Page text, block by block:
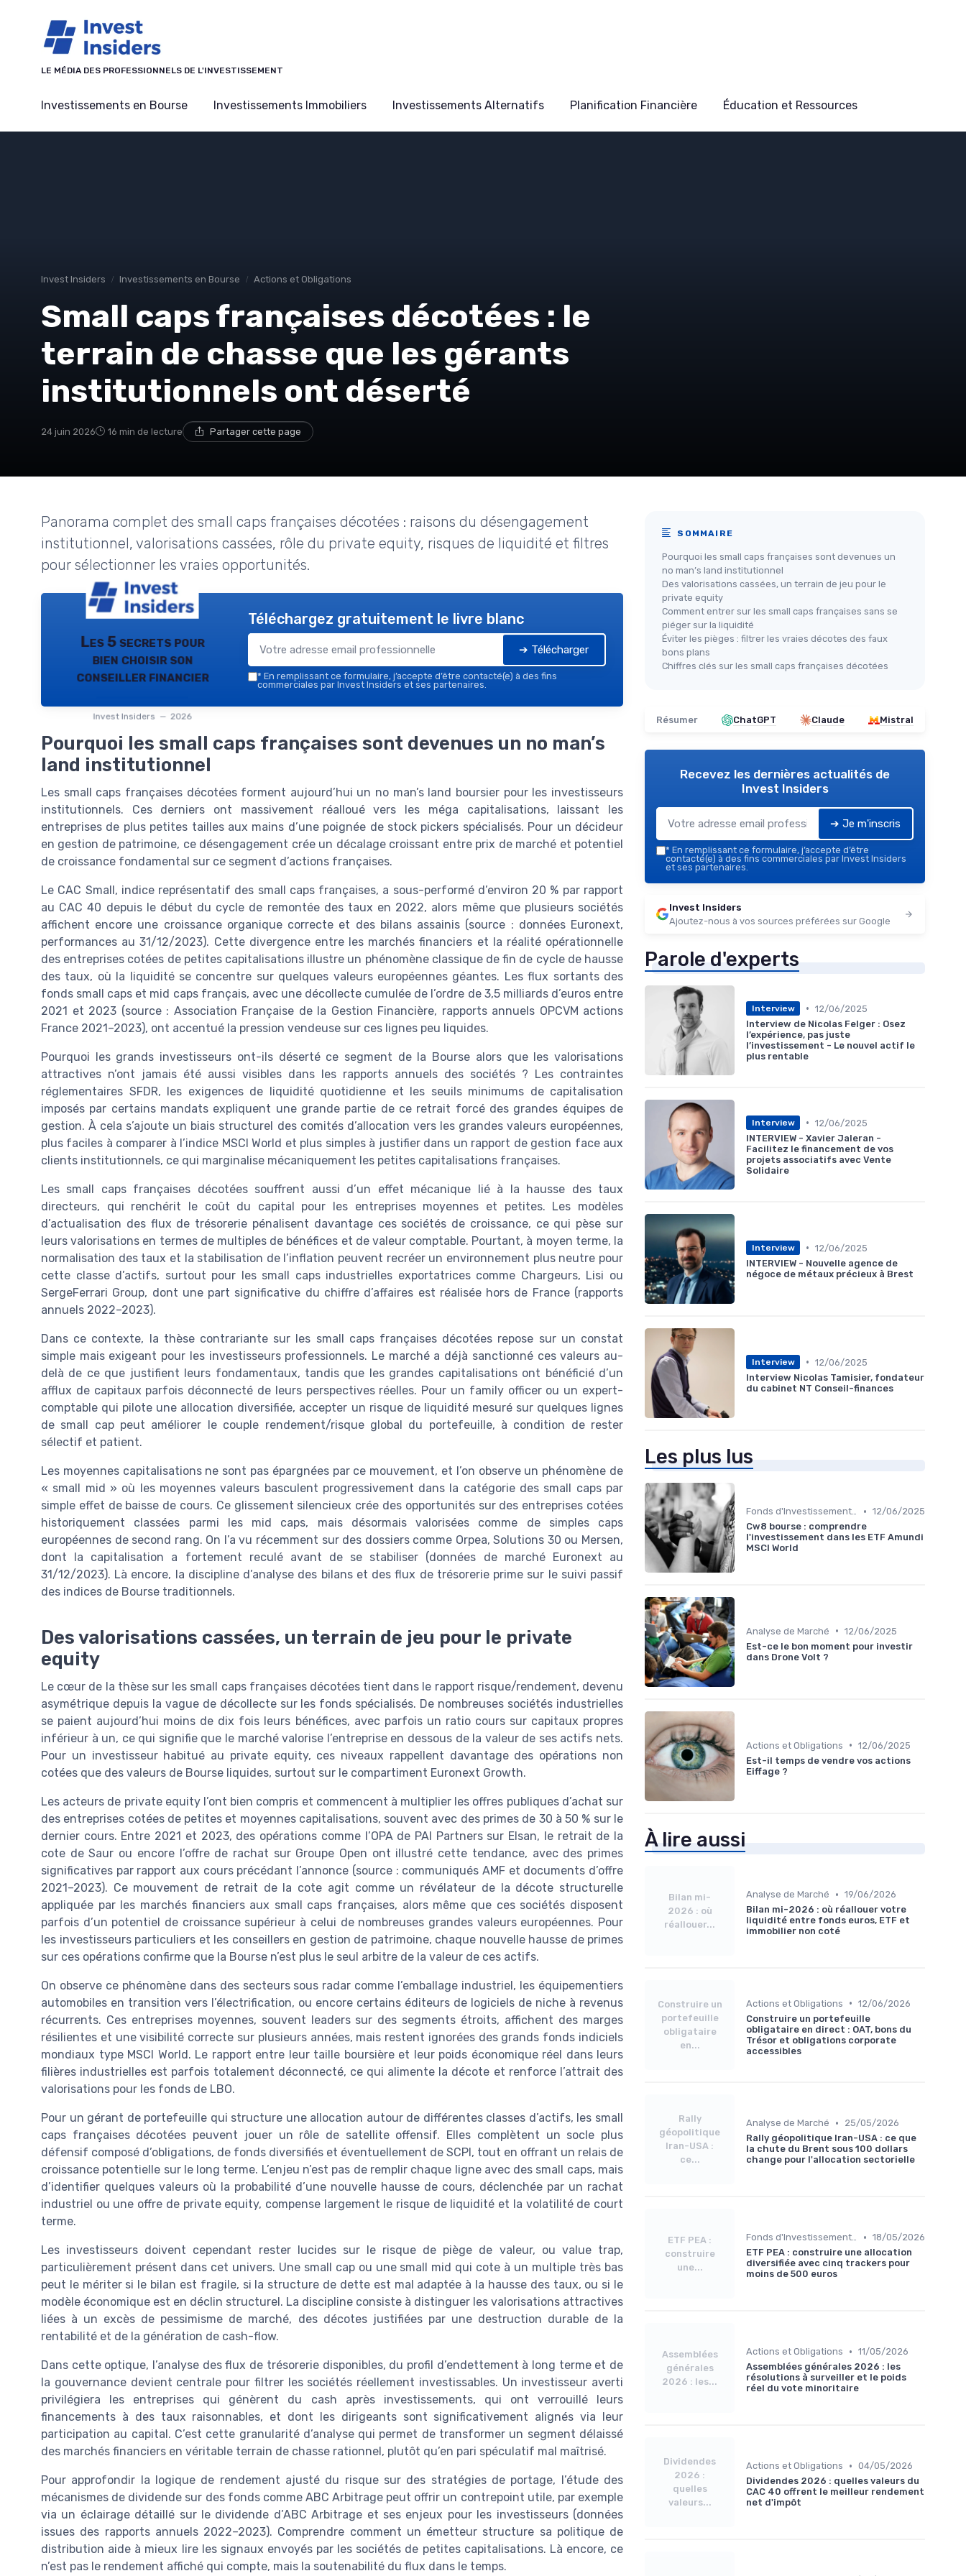
LE MÉDIA DES PROFESSIONNELS DE L'INVESTISSEMENT
Investissements en Bourse Investissements Immobiliers Investissements Alternatifs Planification Financière Éducation et Ressources
Invest Insiders Investissements en Bourse Actions et Obligations
Small caps françaises décotées : le
terrain de chasse que les gérants
institutionnels ont déserté
24 juin 2026 16 min de lecture Partager cette page
Panorama complet des small caps françaises décotées : raisons du désengagement
institutionnel, valorisations cassées, rôle du private equity, risques de liquidité et filtres
pour sélectionner les vraies opportunités.
Les 5 secrets pour
bien choisir son
conseiller financier
Invest Insiders — 2026
Téléchargez gratuitement le livre blanc
➔ Télécharger
* En remplissant ce formulaire, j’accepte d’être contacté(e) à des fins
commerciales par Invest Insiders et ses partenaires.
Pourquoi les small caps françaises sont devenues un no man’s
land institutionnel
Les small caps françaises décotées forment aujourd’hui un no man’s land boursier pour les investisseurs
institutionnels. Ces derniers ont massivement réalloué vers les méga capitalisations, laissant les
entreprises de plus petites tailles aux mains d’une poignée de stock pickers spécialisés. Pour un décideur
en gestion de patrimoine, ce désengagement crée un décalage croissant entre prix de marché et potentiel
de croissance fondamental sur ce segment d’actions françaises.
Le CAC Small, indice représentatif des small caps françaises, a sous-performé d’environ 20 % par rapport
au CAC 40 depuis le début du cycle de remontée des taux en 2022, alors même que plusieurs sociétés
affichent encore une croissance organique correcte et des bilans assainis (source : données Euronext,
performances au 31/12/2023). Cette divergence entre les marchés financiers et la réalité opérationnelle
des entreprises cotées de petites capitalisations illustre un phénomène classique de fin de cycle de hausse
des taux, où la liquidité se concentre sur quelques valeurs européennes géantes. Les flux sortants des
fonds small caps et mid caps français, avec une décollecte cumulée de l’ordre de 3,5 milliards d’euros entre
2021 et 2023 (source : Association Française de la Gestion Financière, rapports annuels OPCVM actions
France 2021–2023), ont accentué la pression vendeuse sur ces lignes peu liquides.
Pourquoi les grands investisseurs ont-ils déserté ce segment de la Bourse alors que les valorisations
attractives n’ont jamais été aussi visibles dans les rapports annuels des sociétés ? Les contraintes
réglementaires SFDR, les exigences de liquidité quotidienne et les seuils minimums de capitalisation
imposés par certains mandats expliquent une grande partie de ce retrait forcé des grandes équipes de
gestion. À cela s’ajoute un biais structurel des comités d’allocation vers les grandes valeurs européennes,
plus faciles à comparer à l’indice MSCI World et plus simples à justifier dans un rapport de gestion face aux
clients institutionnels, ce qui marginalise mécaniquement les petites capitalisations françaises.
Les small caps françaises décotées souffrent aussi d’un effet mécanique lié à la hausse des taux
directeurs, qui renchérit le coût du capital pour les entreprises moyennes et petites. Les modèles
d’actualisation des flux de trésorerie pénalisent davantage ces sociétés de croissance, ce qui pèse sur
leurs valorisations en termes de multiples de bénéfices et de valeur comptable. Pourtant, à moyen terme, la
normalisation des taux et la stabilisation de l’inflation peuvent recréer un environnement plus neutre pour
cette classe d’actifs, surtout pour les small caps industrielles exportatrices comme Chargeurs, Lisi ou
SergeFerrari Group, dont une part significative du chiffre d’affaires est réalisée hors de France (rapports
annuels 2022–2023).
Dans ce contexte, la thèse contrariante sur les small caps françaises décotées repose sur un constat
simple mais exigeant pour les investisseurs professionnels. Le marché a déjà sanctionné ces valeurs au-
delà de ce que justifient leurs fondamentaux, tandis que les grandes capitalisations ont bénéficié d’un
afflux de capitaux parfois déconnecté de leurs perspectives réelles. Pour un family officer ou un expert-
comptable qui pilote une allocation diversifiée, accepter un risque de liquidité mesuré sur quelques lignes
de small cap peut améliorer le couple rendement/risque global du portefeuille, à condition de rester
sélectif et patient.
Les moyennes capitalisations ne sont pas épargnées par ce mouvement, et l’on observe un phénomène de
« small mid » où les moyennes valeurs basculent progressivement dans la catégorie des small caps par
simple effet de baisse de cours. Ce glissement silencieux crée des opportunités sur des entreprises cotées
historiquement classées parmi les mid caps, mais désormais valorisées comme de simples caps
européennes de second rang. On l’a vu récemment sur des dossiers comme Orpea, Solutions 30 ou Mersen,
dont la capitalisation a fortement reculé avant de se stabiliser (données de marché Euronext au
31/12/2023). Là encore, la discipline d’analyse des bilans et des flux de trésorerie prime sur le suivi passif
des indices de Bourse traditionnels.
Des valorisations cassées, un terrain de jeu pour le private
equity
Le cœur de la thèse sur les small caps françaises décotées tient dans le rapport risque/rendement, devenu
asymétrique depuis la vague de décollecte sur les fonds spécialisés. De nombreuses sociétés industrielles
se paient aujourd’hui moins de dix fois leurs bénéfices, avec parfois un ratio cours sur capitaux propres
inférieur à un, ce qui signifie que le marché valorise l’entreprise en dessous de la valeur de ses actifs nets.
Pour un investisseur habitué au private equity, ces niveaux rappellent davantage des opérations non
cotées que des valeurs de Bourse liquides, surtout sur le compartiment Euronext Growth.
Les acteurs de private equity l’ont bien compris et commencent à multiplier les offres publiques d’achat sur
des entreprises cotées de petites et moyennes capitalisations, souvent avec des primes de 30 à 50 % sur le
dernier cours. Entre 2021 et 2023, des opérations comme l’OPA de PAI Partners sur Elsan, le retrait de la
cote de Saur ou encore l’offre de rachat sur Groupe Open ont illustré cette tendance, avec des primes
significatives par rapport aux cours précédant l’annonce (source : communiqués AMF et documents d’offre
2021–2023). Ce mouvement de retrait de la cote agit comme un révélateur de la décote structurelle
appliquée par les marchés financiers aux small caps françaises, alors même que ces sociétés disposent
parfois d’un potentiel de croissance supérieur à celui de nombreuses grandes valeurs européennes. Pour
les investisseurs particuliers et les conseillers en gestion de patrimoine, chaque nouvelle hausse de primes
sur ces opérations confirme que la Bourse n’est plus le seul arbitre de la valeur de ces actifs.
On observe ce phénomène dans des secteurs sous radar comme l’emballage industriel, les équipementiers
automobiles en transition vers l’électrification, ou encore certains éditeurs de logiciels de niche à revenus
récurrents. Ces entreprises moyennes, souvent leaders sur des segments étroits, affichent des marges
résilientes et une visibilité correcte sur plusieurs années, mais restent ignorées des grands fonds indiciels
mondiaux type MSCI World. Le rapport entre leur taille boursière et leur poids économique réel dans leurs
filières industrielles est parfois totalement déconnecté, ce qui alimente la décote et renforce l’attrait des
valorisations pour les fonds de LBO.
Pour un gérant de portefeuille qui structure une allocation autour de différentes classes d’actifs, les small
caps françaises décotées peuvent jouer un rôle de satellite offensif. Elles complètent un socle plus
défensif composé d’obligations, de fonds diversifiés et éventuellement de SCPI, tout en offrant un relais de
croissance potentielle sur le long terme. L’enjeu n’est pas de remplir chaque ligne avec des small caps, mais
d’identifier quelques valeurs où la probabilité d’une nouvelle hausse de cours, déclenchée par un rachat
industriel ou une offre de private equity, compense largement le risque de liquidité et la volatilité de court
terme.
Les investisseurs doivent cependant rester lucides sur le risque de piège de valeur, ou value trap,
particulièrement présent dans cet univers. Une small cap ou une small mid qui cote à un multiple très bas
peut le mériter si le bilan est fragile, si la structure de dette est mal adaptée à la hausse des taux, ou si le
modèle économique est en déclin structurel. La discipline consiste à distinguer les valorisations attractives
liées à un excès de pessimisme de marché, des décotes justifiées par une destruction durable de la
rentabilité et de la génération de cash-flow.
Dans cette optique, l’analyse des flux de trésorerie disponibles, du profil d’endettement à long terme et de
la gouvernance devient centrale pour filtrer les sociétés réellement investissables. Un investisseur averti
privilégiera les entreprises qui génèrent du cash après investissements, qui ont verrouillé leurs
financements à des taux raisonnables, et dont les dirigeants sont significativement alignés via leur
participation au capital. C’est cette granularité d’analyse qui permet de transformer un segment délaissé
des marchés financiers en véritable terrain de chasse rationnel, plutôt qu’en pari spéculatif mal maîtrisé.
Pour approfondir la logique de rendement ajusté du risque sur des stratégies de portage, l’étude des
mécanismes de dividende sur des fonds comme ABC Arbitrage peut offrir un contrepoint utile, par exemple
via un éclairage détaillé sur le dividende d’ABC Arbitrage et ses enjeux pour les investisseurs (données
issues des rapports annuels 2022–2023). Comprendre comment un émetteur structure sa politique de
distribution aide à mieux lire les signaux envoyés par les sociétés de petites capitalisations. Là encore, ce
n’est pas le rendement affiché qui compte, mais la soutenabilité du flux dans le temps.
SOMMAIRE
Pourquoi les small caps françaises sont devenues un
no man’s land institutionnel
Des valorisations cassées, un terrain de jeu pour le
private equity
Comment entrer sur les small caps françaises sans se
piéger sur la liquidité
Éviter les pièges : filtrer les vraies décotes des faux
bons plans
Chiffres clés sur les small caps françaises décotées
Résumer ChatGPT Claude Mistral
Recevez les dernières actualités de
Invest Insiders
➔ Je m'inscris
* En remplissant ce formulaire, j’accepte d’être
contacté(e) à des fins commerciales par Invest Insiders
et ses partenaires.
Invest Insiders
Ajoutez-nous à vos sources préférées sur Google
Parole d'experts
Interview • 12/06/2025
Interview de Nicolas Felger : Osez
l’expérience, pas juste
l’investissement - Le nouvel actif le
plus rentable
Interview • 12/06/2025
INTERVIEW - Xavier Jaleran -
Facilitez le financement de vos
projets associatifs avec Vente
Solidaire
Interview • 12/06/2025
INTERVIEW - Nouvelle agence de
négoce de métaux précieux à Brest
Interview • 12/06/2025
Interview Nicolas Tamisier, fondateur
du cabinet NT Conseil-finances
Les plus lus
Fonds d'Investissement et ETF • 12/06/2025
Cw8 bourse : comprendre
l'investissement dans les ETF Amundi
MSCI World
Analyse de Marché • 12/06/2025
Est-ce le bon moment pour investir
dans Drone Volt ?
Actions et Obligations • 12/06/2025
Est-il temps de vendre vos actions
Eiffage ?
À lire aussi
Bilan mi-
2026 : où
réallouer...
Analyse de Marché • 19/06/2026
Bilan mi-2026 : où réallouer votre
liquidité entre fonds euros, ETF et
immobilier non coté
Construire un
portefeuille
obligataire
en...
Actions et Obligations • 12/06/2026
Construire un portefeuille
obligataire en direct : OAT, bons du
Trésor et obligations corporate
accessibles
Rally
géopolitique
Iran-USA :
ce...
Analyse de Marché •
25/05/2026
Rally géopolitique Iran-USA : ce que
la chute du Brent sous 100 dollars
change pour l'allocation sectorielle
ETF PEA :
construire
une...
Fonds d'Investissement et ETF • 18/05/2026
ETF PEA : construire une allocation
diversifiée avec cinq trackers pour
moins de 500 euros
Assemblées
générales
2026 : les...
Actions et Obligations • 11/05/2026
Assemblées générales 2026 : les
résolutions à surveiller et le poids
réel du vote minoritaire
Dividendes
2026 :
quelles
valeurs...
Actions et Obligations • 04/05/2026
Dividendes 2026 : quelles valeurs du
CAC 40 offrent le meilleur rendement
net d'impôt